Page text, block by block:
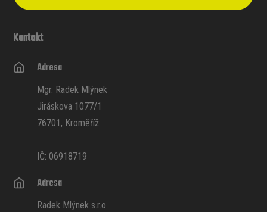
Kontakt
Adresa
Mgr. Radek Mlýnek
Jiráskova 1077/1
76701, Kroměříž
IČ: 06918719
Adresa
Radek Mlýnek s.r.o.